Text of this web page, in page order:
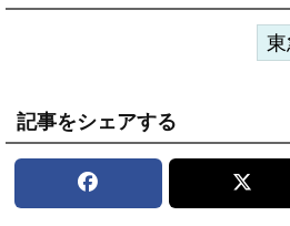
記事をシェアする